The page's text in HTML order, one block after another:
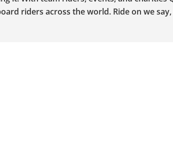
riders across the world. Ride on we